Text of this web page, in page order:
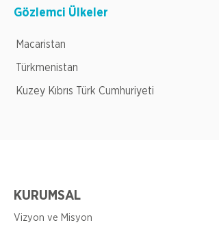
Gözlemci Ülkeler
Macaristan
Türkmenistan
Kuzey Kıbrıs Türk Cumhuriyeti
KURUMSAL
Vizyon ve Misyon